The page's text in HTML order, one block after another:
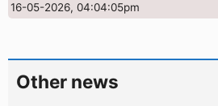
16-05-2026, 04:04:05pm
Other news